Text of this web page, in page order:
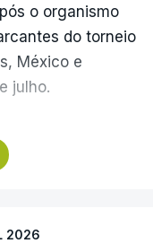
o organismo
do torneio
México e
julho.
graças ao
bola no ângulo
2026